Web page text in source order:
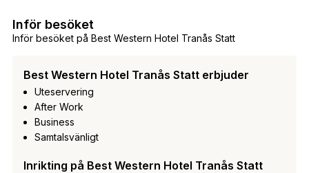
Inför besöket på Best Western Hotel Tranås Statt
Inför besöket
Best Western Hotel Tranås Statt erbjuder
Uteservering
After Work
Business
Samtalsvänligt
Inrikting på Best Western Hotel Tranås Statt